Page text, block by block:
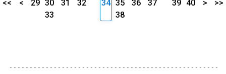
<< < 29 30 31
32
33
34 35 36
37
38
39 40 > >>